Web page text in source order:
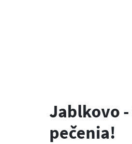
Jablkovo
pečenia!